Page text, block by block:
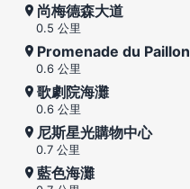
尚梅德森大道
0.5 公里
Promenade du Paillon
0.6 公里
歌劇院海灘
0.6 公里
尼斯星光購物中心
0.7 公里
藍色海灘